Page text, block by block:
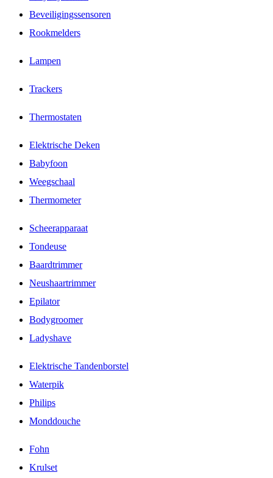
Beveiligingssensoren
Rookmelders
Lampen
Trackers
Thermostaten
Elektrische Deken
Babyfoon
Weegschaal
Thermometer
Scheerapparaat
Tondeuse
Baardtrimmer
Neushaartrimmer
Epilator
Bodygroomer
Ladyshave
Elektrische Tandenborstel
Waterpik
Philips
Monddouche
Fohn
Krulset